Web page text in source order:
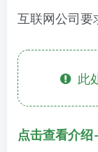
互联网公司要
此
点击查看介